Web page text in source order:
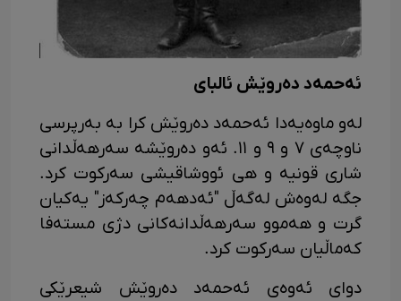
ئەحمەد دەروێش ئالبای
لەو ماوەیەدا ئەحمەد دەروێش کرا بە بەرپرسی
ناوچەی ٧ و ٩ و ١١. ئەو دەروێشە سەرهەڵدانی
شاری قونیە و هی ئووشاقیشی سەرکوت کرد.
جگە لەوەش لەگەڵ "ئەدهەم چەرکەز" یەکیان
گرت و هەموو سەرهەڵدانەکانی دژی مستەفا
کەماڵیان سەرکوت کرد.
دوای ئەوەی ئەحمەد دەروێش شیعرێکی